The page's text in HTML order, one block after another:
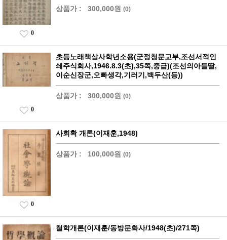
상품가 : 300,000원 (0)
0
초등노래책삼사학년소용(군정청문교부,조선서적인
쇄주식회사,1946.8.3(초),35쪽,중급)(조선의아들딸,
이순신장군,오빠생각,기러기,백두산(등))
상품가 : 300,000원 (0)
0
사회확 개론(이재훈,1948)
상품가 : 100,000원 (0)
0
철학개론(이재훈/동방문화사/1948(초)/271쪽)